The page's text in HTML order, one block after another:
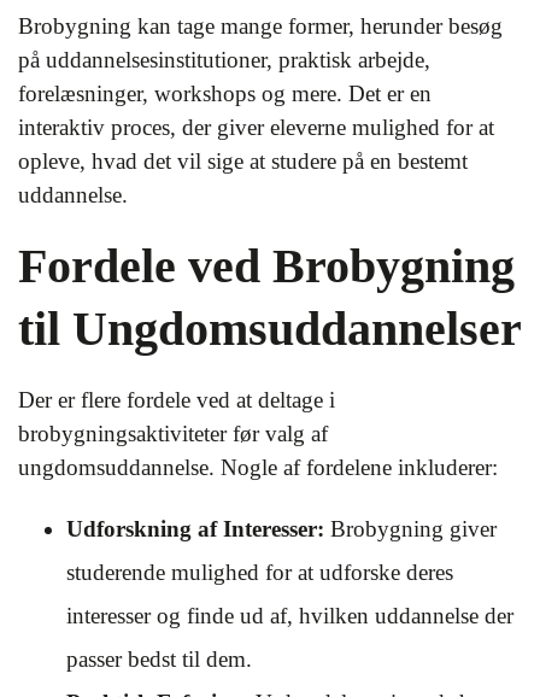
Brobygning kan tage mange former, herunder besøg
på uddannelsesinstitutioner, praktisk arbejde,
forelæsninger, workshops og mere. Det er en
interaktiv proces, der giver eleverne mulighed for at
opleve, hvad det vil sige at studere på en bestemt
uddannelse.
Fordele ved Brobygning
til Ungdomsuddannelser
Der er flere fordele ved at deltage i
brobygningsaktiviteter før valg af
ungdomsuddannelse. Nogle af fordelene inkluderer:
Udforskning af Interesser: Brobygning giver
studerende mulighed for at udforske deres
interesser og finde ud af, hvilken uddannelse der
passer bedst til dem.